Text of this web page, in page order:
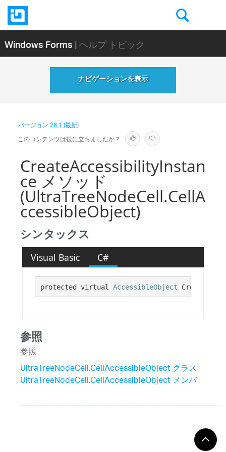
Windows Forms| ヘルプ トピック
ナビゲーションを表示
バージョン26.1 (最新)
このコンテンツは役に立ちましたか？
CreateAccessibilityInstan
ce メソッド
(UltraTreeNodeCell.CellA
ccessibleObject)
シンタックス
Visual Basic C#
protected virtual AccessibleObject
参照
参照
UltraTreeNodeCell.CellAccessibleObject クラス
UltraTreeNodeCell.CellAccessibleObject メンバ